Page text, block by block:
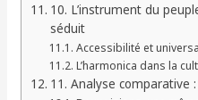
10. L’instrument du
séduit
Accessibilité et
L’harmonica dans la
11. Analyse comparative